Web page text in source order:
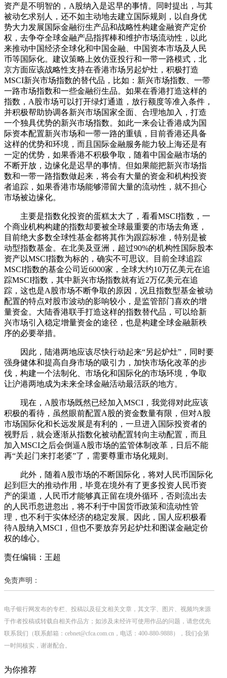
资产是不明智的，A股纳入是迟早的事情。同时提出，与其
被动乞求别人，还不如主动地去建立国际规则，以自身优
势大力发展国际金融衍生产品和战略性构建金融资产定价
权，去争夺全球金融产品指挥棒和维护市场流动性，以此
来推动中国经济全球化和中国金融、中国资本市场及人民
币等国际化。建议策略上效仿亚投行和一带一路模式，北
京方面应该战略性支持在香港市场另起炉灶，积极打造
MSCI新兴市场指数的替代品，比如：新兴市场指数、一带
一路市场指数和一些金融衍生品。如果在香港打造这样的
指数，A股市场可以打开绿灯通道，放行额度等准入条件，
并积极帮助协调各新兴市场国家全面、合理地加入，打造
一个独具优势的新兴市场指数。如此一来会让香港成为国
际资本配置新兴市场和一带一路的重镇，目前香港还具备
这样的优势和环境，而且国际金融服务能力较上海还是有
一定的优势，如果香港不积极争取，随着中国金融市场的
不断开放，边缘化是迟早的事情。但如果能把新兴市场指
数和一带一路指数做起来，将会有大量的资金和机构投资
者追踪，如果香港市场能够滞留大量的流动性，就不担心
市场被边缘化。
主要是指数化投资的蛋糕太大了，看看MSCI指数，一
个商业机构构建的指数却要被全球最重要的市场去角逐，
目前绝大多数全球性基金都将其作为跟踪标准，特别是被
动型指数基金。在北美及亚洲，超过90%的机构性国际股本
资产以MSCI指数为标的，确实不可思议。目前全球追踪
MSCI指数的基金公司近6000家，全球大约10万亿美元在追
踪MSCI指数，其中新兴市场指数就有近2万亿美元在追
踪，这也是A股市场不断争取的原因，况且指数型基金被动
配置的特点对股市波动的影响较小，是监管部门喜欢的增
量资金。大陆香港联手打造这样的指数替代品，可以给新
兴市场引入稳定增量资金的途径，也是构建全球金融新秩
序的必要举措。
因此，陆港两地应该尽快行动起来“另起炉灶”，同时要
强身健体和提高自身市场的吸引力，加快市场化改革的步
伐，构建一个法制化、市场化和国际化的市场环境，争取
让沪港两地成为未来全球金融活动最活跃的地方。
现在，A股市场既然已经加入MSCI，我觉得对此应该
积极的看待，虽然眼前配置A股的资金数量有限，但对A股
市场国际化和长远发展是有利的，一旦进入国际投资者的
视野后，就会逐渐从指数化被动配置转向主动配置，而且
加入MSCI之后会倒逼A股市场的监管体制改革，日后不能
再“关起门来打老婆”了，需要尊重市场化规则。
此外，随着A股市场的不断国际化，将对人民币国际化
起到巨大的推动作用，毕竟在境外有了更多投资人民币资
产的渠道，人民币才能够真正留在境外循环，否则流出去
的人民币忽进忽出，将不利于中国货币政策和流动性管
理，也不利于实体经济的稳定发展。因此，国人应积极看
待A股纳入MSCI，但也不要放弃另起炉灶和图谋金融定价
权的雄心。
责任编辑：王超
免责声明：
电子银行网发布的专栏、投稿以及征文相关文章，其文字、图片、视频均来源
于作者投稿或转载自相关作品方；如涉及未经许可使用作品的问题，请您优先
联系我们（联系邮箱：cebnet@cfca.com.cn，电话：400-880-9888），我们会第
一时间核实，谢谢配合。
为你推荐